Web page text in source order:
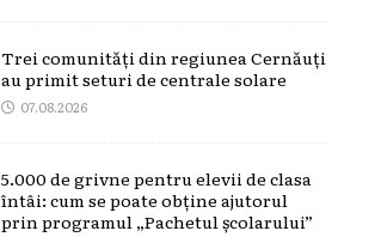
Trei comunități din regiunea Cernăuți
au primit seturi de centrale solare
07.08.2026
5.000 de grivne pentru elevii de clasa
întâi: cum se poate obține ajutorul
prin programul „Pachetul școlarului”